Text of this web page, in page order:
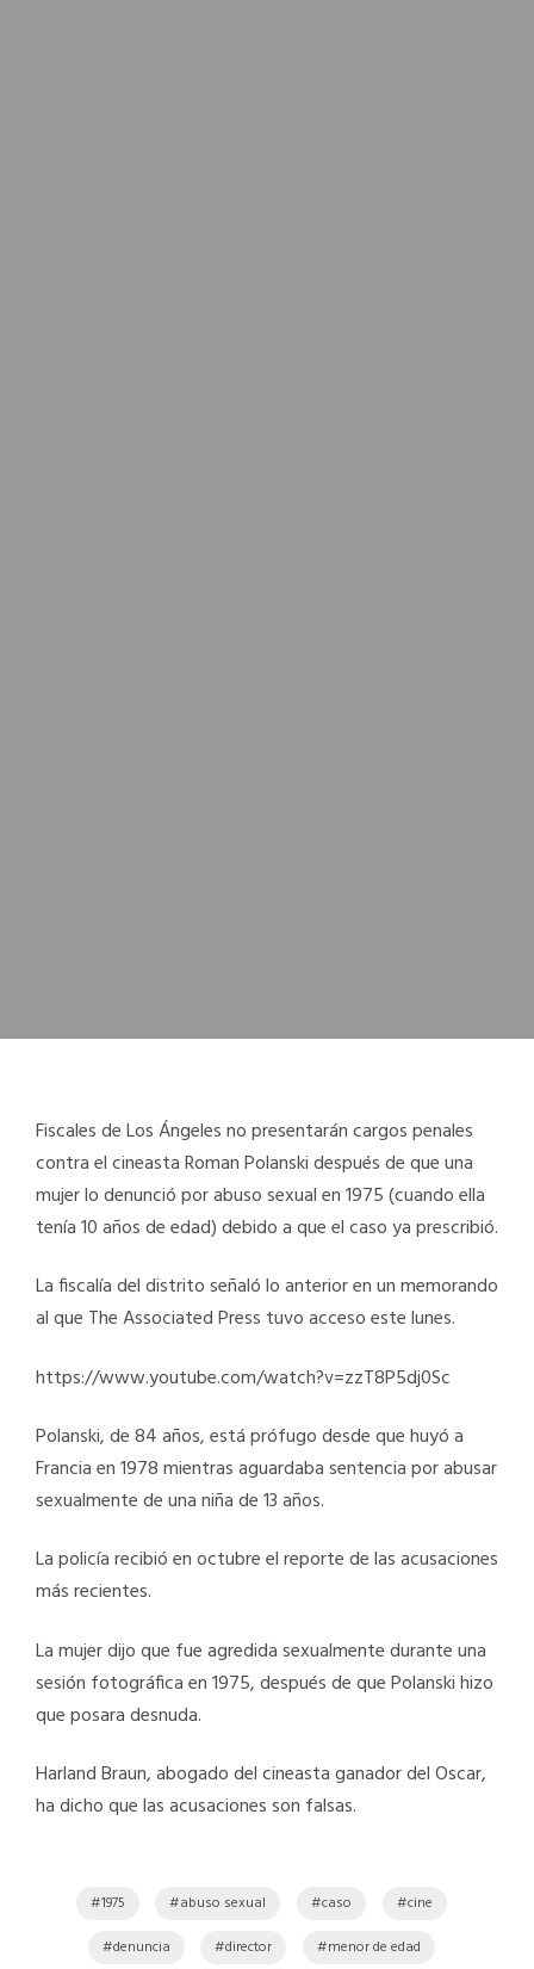
Fiscales de Los Ángeles no presentarán cargos penales
contra el cineasta Roman Polanski después de que una
mujer lo denunció por abuso sexual en 1975 (cuando ella
tenía 10 años de edad) debido a que el caso ya prescribió.
La fiscalía del distrito señaló lo anterior en un memorando
al que The Associated Press tuvo acceso este lunes.
https://www.youtube.com/watch?v=zzT8P5dj0Sc
Polanski, de 84 años, está prófugo desde que huyó a
Francia en 1978 mientras aguardaba sentencia por abusar
sexualmente de una niña de 13 años.
La policía recibió en octubre el reporte de las acusaciones
más recientes.
La mujer dijo que fue agredida sexualmente durante una
sesión fotográfica en 1975, después de que Polanski hizo
que posara desnuda.
Harland Braun, abogado del cineasta ganador del Oscar,
ha dicho que las acusaciones son falsas.
1975 abuso sexual caso
cine
denuncia
director menor de edad